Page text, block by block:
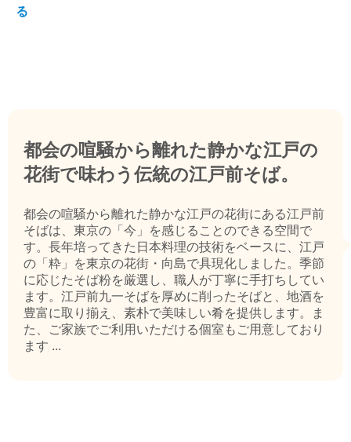
る
都会の喧騒から離れた静かな江戸の
花街で味わう伝統の江戸前そば。
都会の喧騒から離れた静かな江戸の花街にある江戸前
そばは、東京の「今」を感じることのできる空間で
す。長年培ってきた日本料理の技術をベースに、江戸
の「粋」を東京の花街・向島で具現化しました。季節
に応じたそば粉を厳選し、職人が丁寧に手打ちしてい
ます。江戸前九一そばを厚めに削ったそばと、地酒を
豊富に取り揃え、素朴で美味しい肴を提供します。ま
た、ご家族でご利用いただける個室もご用意しており
ます ...